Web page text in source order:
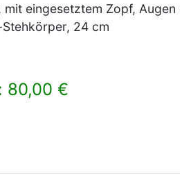
mit eingesetztem Zopf, Augen
24 cm
80,00 €